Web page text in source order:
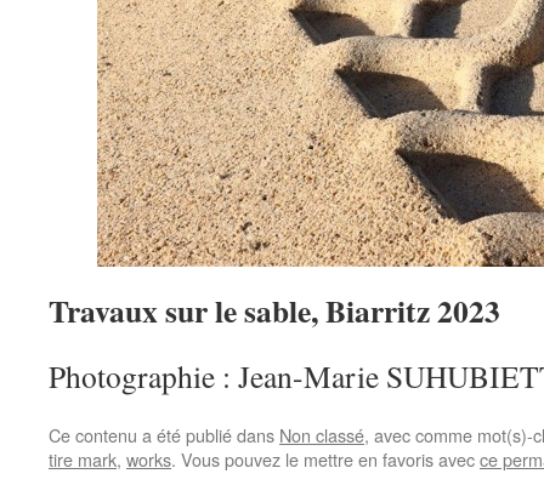
Travaux sur le sable, Biarritz 2023
Photographie : Jean-Marie
Ce contenu a été publié dans Non classé, avec comme mot(s)-
tire mark, works. Vous pouvez le mettre en favoris avecce